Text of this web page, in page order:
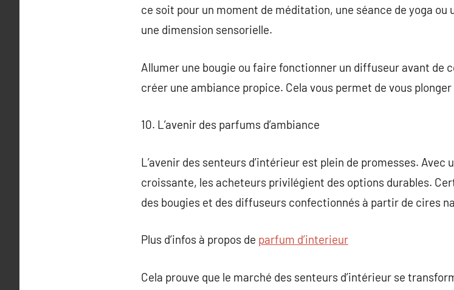
ce soit pour un moment de méditation, une séance de yoga
une dimension sensorielle.
Allumer une bougie ou faire fonctionner un diffuseur avant de
créer une ambiance propice. Cela vous permet de vous
10. L’avenir des parfums d’ambiance
L’avenir des senteurs d’intérieur est plein de promesses.
croissante, les acheteurs privilégient des options durables.
des bougies et des diffuseurs confectionnés à partir de cires
Plus d’infos à propos de parfum d’interieur
Cela prouve que le marché des senteurs d’intérieur se